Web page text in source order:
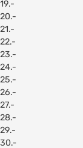
19.-
20.-
21.-
22.-
23.-
24.-
25.-
26.-
27.-
28.-
29.-
30.-